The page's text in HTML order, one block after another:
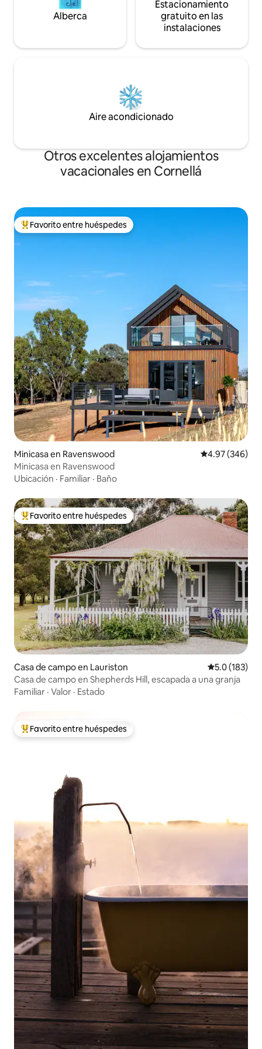
Alberca
Estacionamiento
gratuito en las
instalaciones
Aire acondicionado
Otros excelentes alojamientos
vacacionales en Cornellá
De los mejores en Favorito entre huéspedes
Favorito entre huéspedes
Minicasa en Ravenswood Calificación
4.97 (346)
Minicasa en Ravenswood
Ubicación · Familiar · Baño
De los mejores en Favorito entre huéspedes
Favorito entre huéspedes
Casa de campo en Lauriston Calificación
5.0 (183)
Casa de campo en Shepherds Hill, escapada a una granja
Familiar · Valor · Estado
De los mejores en Favorito entre huéspedes
Favorito entre huéspedes